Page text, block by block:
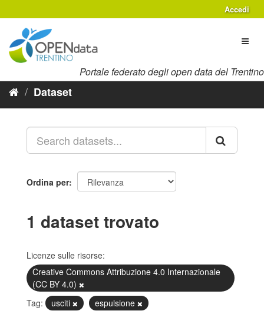
al
contenuto
Accedi
Portale federato degli open data del Trentino
Dataset
Ordina per
1 dataset trovato
Licenze sulle risorse:
Creative Commons Attribuzione 4.0 Internazionale
(CC BY 4.0)
Tag:
usciti
espulsione